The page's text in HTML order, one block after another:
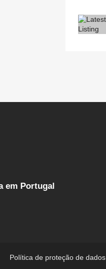
em Portugal
Política de proteção de dados